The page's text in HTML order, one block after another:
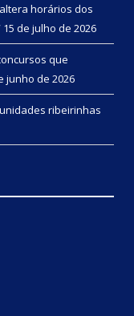
horários dos
15 de julho de 2026
que
junho de 2026
ribeirinhas